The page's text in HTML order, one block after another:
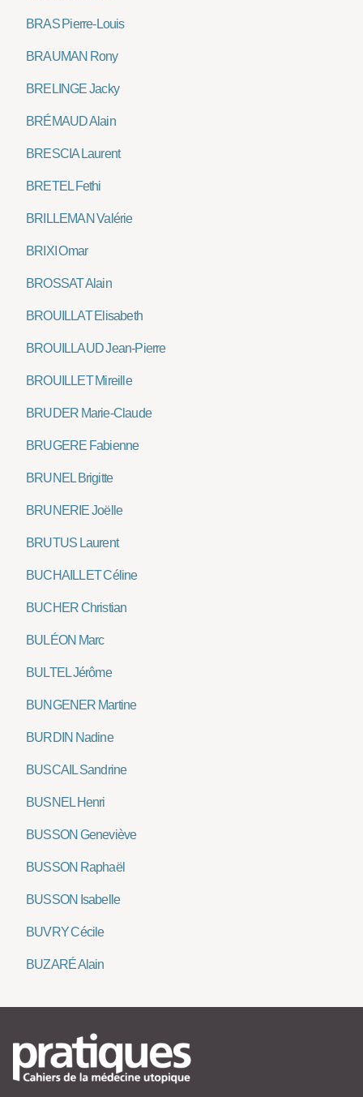
BRAS Pierre-Louis
BRAUMAN Rony
BRELINGE Jacky
BRÉMAUD Alain
BRESCIA Laurent
BRETEL Fethi
BRILLEMAN Valérie
BRIXI Omar
BROSSAT Alain
BROUILLAT Elisabeth
BROUILLAUD Jean-Pierre
BROUILLET Mireille
BRUDER Marie-Claude
BRUGERE Fabienne
BRUNEL Brigitte
BRUNERIE Joëlle
BRUTUS Laurent
BUCHAILLET Céline
BUCHER Christian
BULÉON Marc
BULTEL Jérôme
BUNGENER Martine
BURDIN Nadine
BUSCAIL Sandrine
BUSNEL Henri
BUSSON Geneviève
BUSSON Raphaël
BUSSON Isabelle
BUVRY Cécile
BUZARÉ Alain